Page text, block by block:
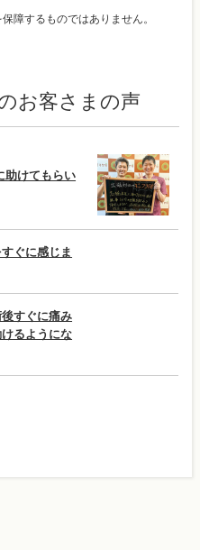
障するものではありません。
お客さまの声
助けてもらい
ぐに感じま
すぐに痛み
るようにな